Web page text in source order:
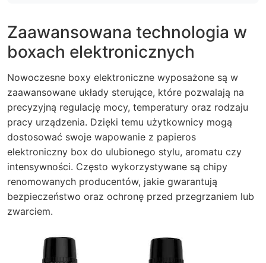
Zaawansowana technologia w
boxach elektronicznych
Nowoczesne boxy elektroniczne wyposażone są w
zaawansowane układy sterujące, które pozwalają na
precyzyjną regulację mocy, temperatury oraz rodzaju
pracy urządzenia. Dzięki temu użytkownicy mogą
dostosować swoje wapowanie z papieros
elektroniczny box do ulubionego stylu, aromatu czy
intensywności. Często wykorzystywane są chipy
renomowanych producentów, jakie gwarantują
bezpieczeństwo oraz ochronę przed przegrzaniem lub
zwarciem.